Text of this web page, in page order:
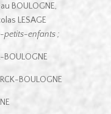
BOULOGNE,
LESAGE
petits-enfants ;
BOULOGNE
BOULOGNE